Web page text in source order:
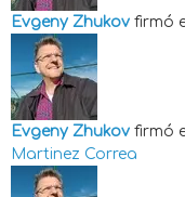
Evgeny Zhukov firmó
Evgeny Zhukov firmó
Martinez Correa